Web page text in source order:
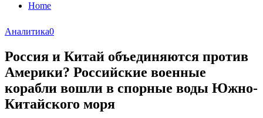
Home
Аналитика0
Россия и Китай объединяются против
Америки? Российские военные
корабли вошли в спорные воды Южно-
Китайского моря